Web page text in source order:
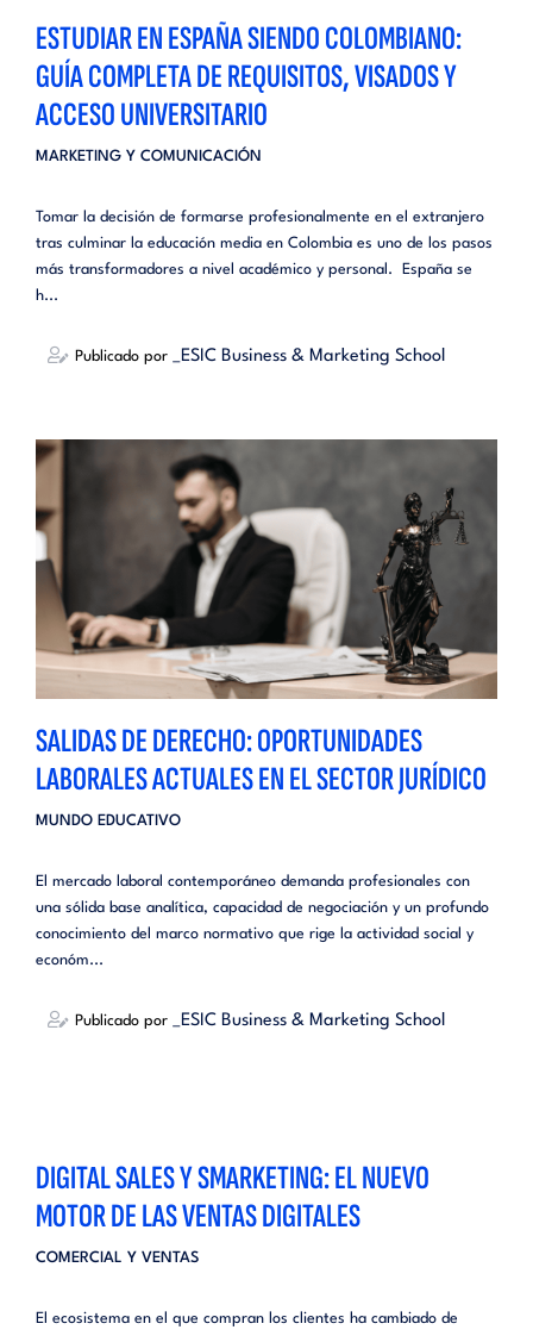
ESTUDIAR EN ESPAÑA SIENDO COLOMBIANO:
GUÍA COMPLETA DE REQUISITOS, VISADOS Y
ACCESO UNIVERSITARIO
MARKETING Y COMUNICACIÓN
Tomar la decisión de formarse profesionalmente en el extranjero
tras culminar la educación media en Colombia es uno de los pasos
más transformadores a nivel académico y personal. España se
h...
Publicado por _ESIC Business & Marketing School
SALIDAS DE DERECHO: OPORTUNIDADES
LABORALES ACTUALES EN EL SECTOR JURÍDICO
MUNDO EDUCATIVO
El mercado laboral contemporáneo demanda profesionales con
una sólida base analítica, capacidad de negociación y un profundo
conocimiento del marco normativo que rige la actividad social y
económ...
Publicado por _ESIC Business & Marketing School
DIGITAL SALES Y SMARKETING: EL NUEVO
MOTOR DE LAS VENTAS DIGITALES
COMERCIAL Y VENTAS
El ecosistema en el que compran los clientes ha cambiado de